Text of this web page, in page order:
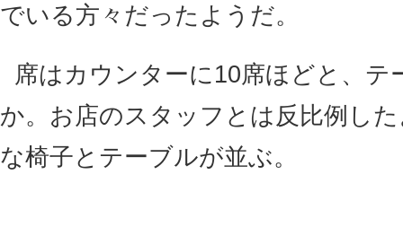
でいる方々だったようだ。
席はカウンターに10席ほどと、テ
か。お店のスタッフとは反比例し
な椅子とテーブルが並ぶ。